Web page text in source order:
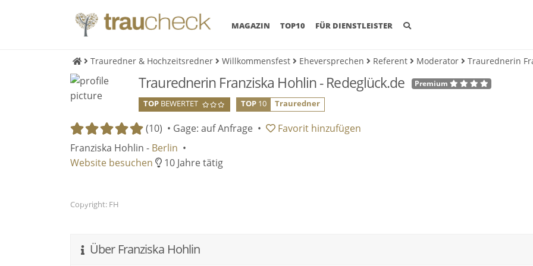
MAGAZIN (CURRENT)
TOP10 FÜR DIENSTLEISTER
Trauredner & Hochzeitsredner Willkommensfest Eheversprechen Referent Moderator Traurednerin
Traurednerin Franziska Hohlin - Redeglück.de
Premium
TOP BEWERTET TOP 10 Trauredner
(10) • Gage: auf Anfrage • Favorit hinzufügen
Franziska Hohlin - Berlin •
Website besuchen
10 Jahre tätig
Copyright: FH
Über Franziska Hohlin